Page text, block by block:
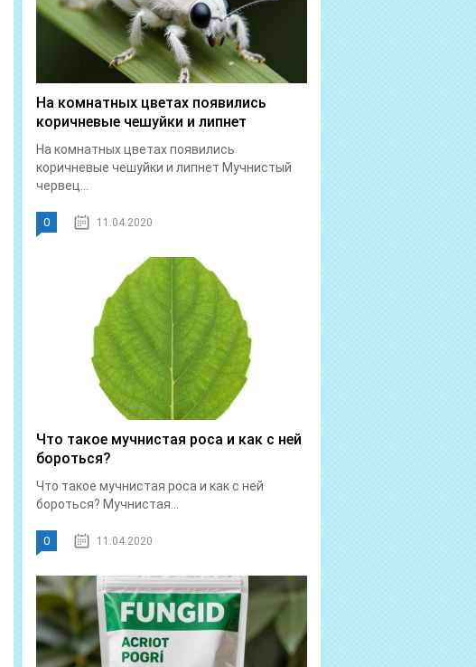
На комнатных цветах появились
коричневые чешуйки и липнет
На комнатных цветах появились
коричневые чешуйки и липнет Мучнистый
червец...
0 11.04.2020
Что такое мучнистая роса и как с ней
бороться?
Что такое мучнистая роса и как с ней
бороться? Мучнистая...
0 11.04.2020